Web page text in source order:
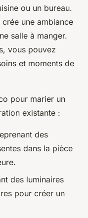
ou un bureau.
une ambiance
salle à manger.
vous pouvez
et moments de
pour marier un
existante :
des
dans la pièce
des luminaires
pour créer un